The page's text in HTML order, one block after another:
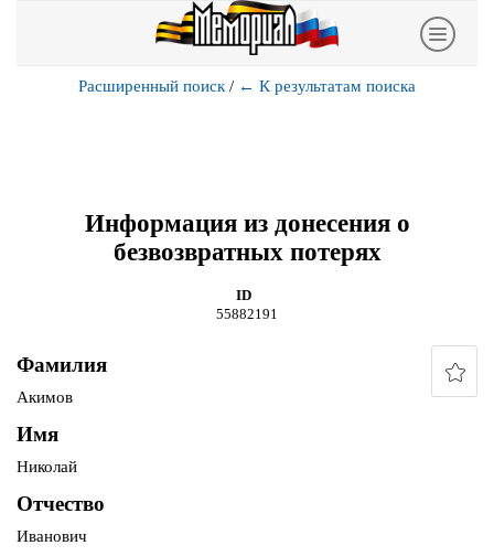
Расширенный поиск / ← К результатам поиска
Информация из донесения о
безвозвратных потерях
ID
55882191
Фамилия
Акимов
Имя
Николай
Отчество
Иванович